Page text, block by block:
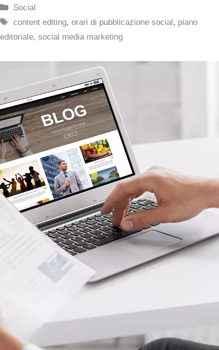
Categorie
Social
Tag
content editing,orari di pubblicazione social, piano
editoriale, social media marketing